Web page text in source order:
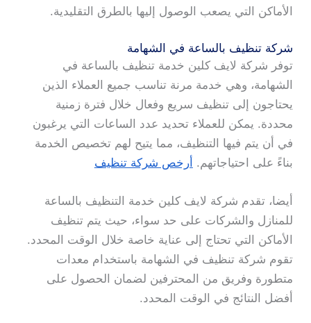
الأماكن التي يصعب الوصول إليها بالطرق التقليدية.
شركة تنظيف بالساعة في الشهامة
توفر شركة لايف كلين خدمة تنظيف بالساعة في
الشهامة، وهي خدمة مرنة تناسب جميع العملاء الذين
يحتاجون إلى تنظيف سريع وفعال خلال فترة زمنية
محددة. يمكن للعملاء تحديد عدد الساعات التي يرغبون
في أن يتم فيها التنظيف، مما يتيح لهم تخصيص الخدمة
بناءً على احتياجاتهم. أرخص شركة تنظيف
أيضا، تقدم شركة لايف كلين خدمة التنظيف بالساعة
للمنازل والشركات على حد سواء، حيث يتم تنظيف
الأماكن التي تحتاج إلى عناية خاصة خلال الوقت المحدد.
تقوم شركة تنظيف في الشهامة باستخدام معدات
متطورة وفريق من المحترفين لضمان الحصول على
أفضل النتائج في الوقت المحدد.